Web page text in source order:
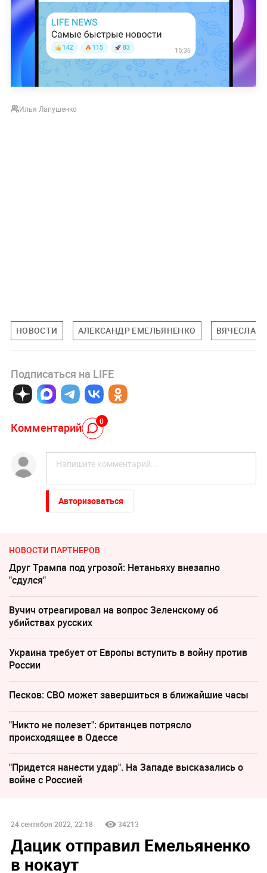
Илья Лапушенко
НОВОСТИ АЛЕКСАНДР ЕМЕЛЬЯНЕНКО ВЯЧЕСЛАВ
Подписаться на LIFE
Комментарий 0
Авторизоваться
НОВОСТИ ПАРТНЕРОВ
Друг Трампа под угрозой: Нетаньяху внезапно
"сдулся"
Вучич отреагировал на вопрос Зеленскому об
убийствах русских
Украина требует от Европы вступить в войну против
России
Песков: СВО может завершиться в ближайшие часы
"Никто не полезет": британцев потрясло
происходящее в Одессе
"Придется нанести удар". На Западе высказались о
войне с Россией
24 сентября 2022, 22:18 34213
Дацик отправил Емельяненко
в нокаут